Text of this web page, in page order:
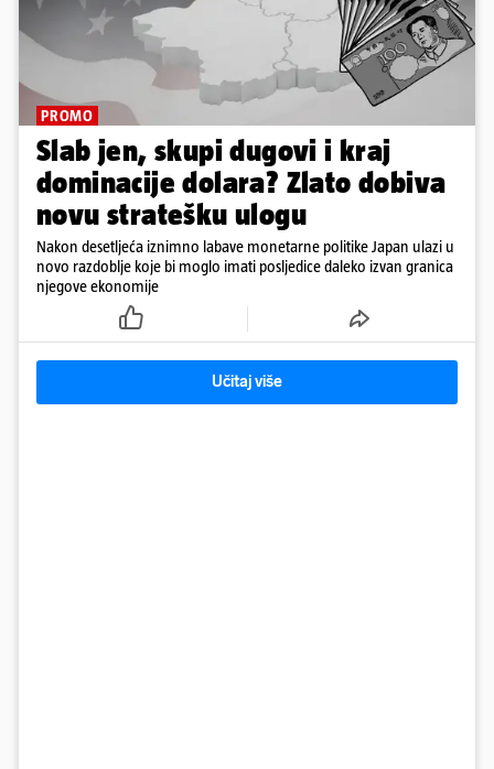
PROMO
Slab jen, skupi dugovi i kraj
dominacije dolara? Zlato dobiva
novu stratešku ulogu
Nakon desetljeća iznimno labave monetarne politike Japan ulazi u
novo razdoblje koje bi moglo imati posljedice daleko izvan granica
njegove ekonomije
Učitaj više